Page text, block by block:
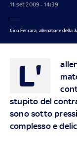
11 set 2009 - 14:39
Ciro Ferrara, allenatore della
L'
stupito del
sono sotto
complesso e